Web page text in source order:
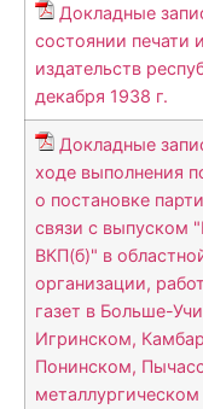
Докладные
состоянии печати
издательств
декабря 1938 г.
Докладные
ходе выполнения
о постановке
связи с выпуском
ВКП(б)" в
организации,
газет в Больше-
Игринском,
Понинском,